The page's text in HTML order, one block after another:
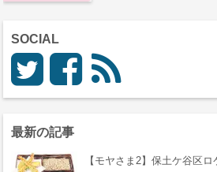
SOCIAL
最新の記事
【モヤさま2】保土ケ谷区